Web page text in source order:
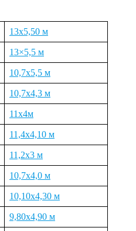
13х5,50 м
13×5,5 м
10,7х5,5 м
10,7х4,3 м
11х4м
11,4х4,10 м
11,2х3 м
10,7х4,0 м
10,10х4,30 м
9,80х4,90 м